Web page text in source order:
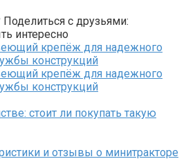
Поделиться с друзьями:
интересно
крепёж для надежного
конструкций
крепёж для надежного
конструкций
стоит ли покупать такую
и отзывы о минитракторе